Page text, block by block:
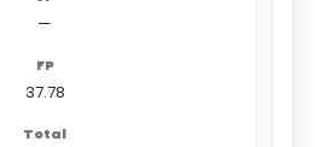
—
37.78